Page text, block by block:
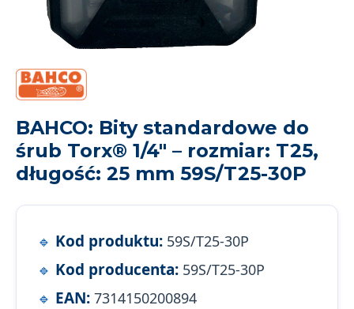
BAHCO: Bity standardowe do
śrub Torx® 1/4" – rozmiar: T25,
długość: 25 mm 59S/T25-30P
Kod produktu: 59S/T25-30P
Kod producenta: 59S/T25-30P
EAN: 7314150200894